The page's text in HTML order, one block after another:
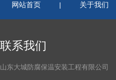
网站首页 | 关于我们
联系我们
山东大城防腐保温安装工程有限公司